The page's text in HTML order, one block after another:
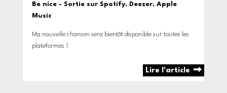
Be nice - Sortie sur Spotify, Deezer, Apple
Music
Ma nouvelle chanson sera bientôt disponible sur toutes les
plateformes !
Lire l'article